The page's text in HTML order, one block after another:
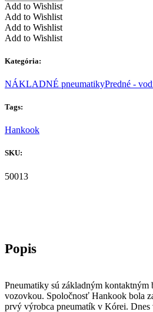
Add to Wishlist
Add to Wishlist
Add to Wishlist
Add to Wishlist
Kategória:
NÁKLADNÉ pneumatikyPredné -
Tags:
Hankook
SKU:
50013
Pneumatiky sú základným kontaktným
vozovkou. Spoločnosť Hankook bola
prvý výrobca pneumatík v Kórei.